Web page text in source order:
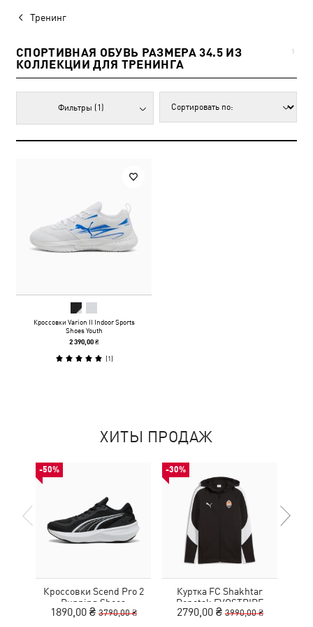
Тренинг
СПОРТИВНАЯ ОБУВЬ РАЗМЕРА 34.5 ИЗ
КОЛЛЕКЦИИ ДЛЯ ТРЕНИНГА
1
Фильтры (1)
Кроссовки Varion II Indoor Sports
Shoes Youth
2 390,00 ₴
(1)
ХИТЫ ПРОДАЖ
-50%
Кроссовки Scend Pro 2
Running Shoes
1890,00 ₴ 3790,00 ₴
-30%
Куртка FC Shakhtar
Donetsk EVOSTRIPE
Hooded Jacket
2790,00 ₴ 3990,00 ₴